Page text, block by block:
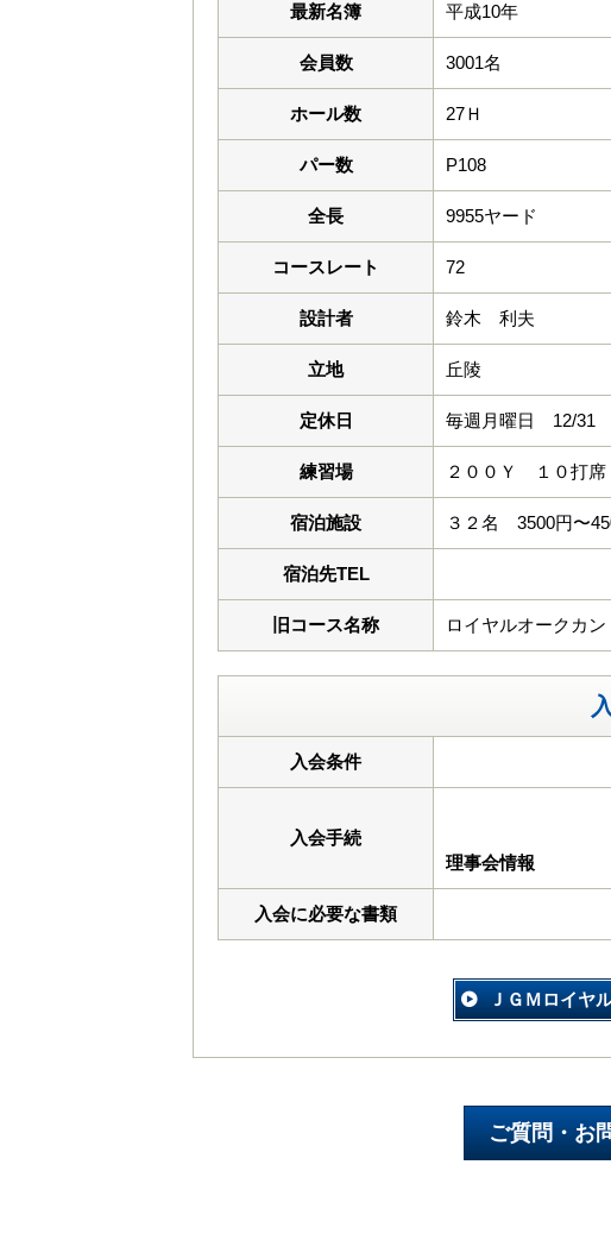
最新名簿 平成10年
会員数 3001名
ホール数 27Ｈ
パー数 P108
全長 9955ヤード
コースレート 72
設計者 鈴木 利夫
立地 丘陵
定休日 毎週月曜日 12/31
練習場 ２００Ｙ １０打席
宿泊施設 ３２名 3500円〜
宿泊先TEL
旧コース名称 ロイヤルオークカ
入会条件
入会手続
理事会情報
入会に必要な書類
ＪＧＭロイヤ